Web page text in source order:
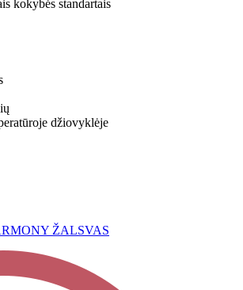
kokybės standartais
džiovyklėje